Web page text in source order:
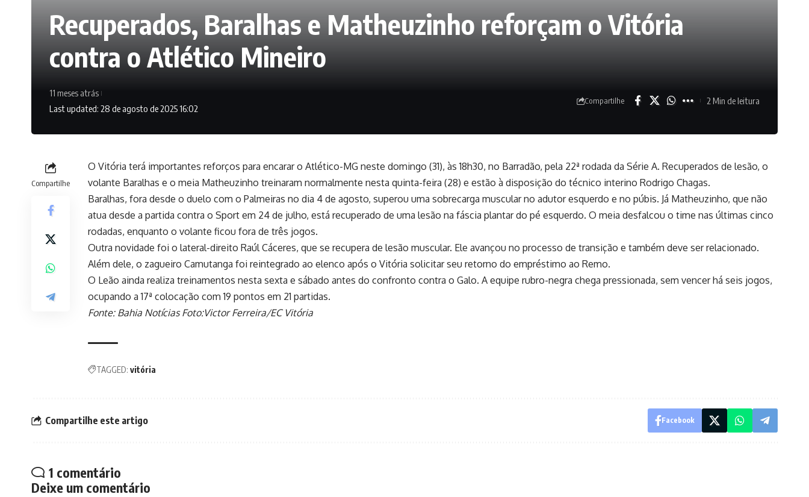
Recuperados, Baralhas e Matheuzinho reforçam o Vitória
contra o Atlético Mineiro
Last updated: 28 de agosto de 2025 16:02
11 meses atrás
Compartilhe 2 Min de leitura
Compartilhe
O Vitória terá importantes reforços para encarar o Atlético-MG neste domingo (31), às 18h30, no Barradão, pela 22ª rodada da Série A. Recuperados de lesão, o
volante Baralhas e o meia Matheuzinho treinaram normalmente nesta quinta-feira (28) e estão à disposição do técnico interino Rodrigo Chagas.
Baralhas, fora desde o duelo com o Palmeiras no dia 4 de agosto, superou uma sobrecarga muscular no adutor esquerdo e no púbis. Já Matheuzinho, que não
atua desde a partida contra o Sport em 24 de julho, está recuperado de uma lesão na fáscia plantar do pé esquerdo. O meia desfalcou o time nas últimas cinco
rodadas, enquanto o volante ficou fora de três jogos.
Outra novidade foi o lateral-direito Raúl Cáceres, que se recupera de lesão muscular. Ele avançou no processo de transição e também deve ser relacionado.
Além dele, o zagueiro Camutanga foi reintegrado ao elenco após o Vitória solicitar seu retorno do empréstimo ao Remo.
O Leão ainda realiza treinamentos nesta sexta e sábado antes do confronto contra o Galo. A equipe rubro-negra chega pressionada, sem vencer há seis jogos,
ocupando a 17ª colocação com 19 pontos em 21 partidas.
Fonte: Bahia Notícias Foto:Victor Ferreira/EC Vitória
TAGGED: vitória
Compartilhe este artigo Facebook
1 comentário
Deixe um comentário